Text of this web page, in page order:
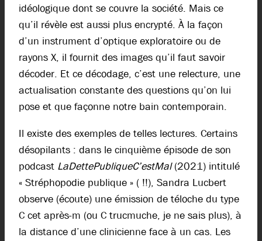
idéologique dont se couvre la société. Mais ce
qu’il révèle est aussi plus encrypté. À la façon
d’un instrument d’optique exploratoire ou de
rayons X, il fournit des images qu’il faut savoir
décoder. Et ce décodage, c’est une relecture, une
actualisation constante des questions qu’on lui
pose et que façonne notre bain contemporain.
Il existe des exemples de telles lectures. Certains
désopilants : dans le cinquième épisode de son
podcast LaDettePubliqueC’estMal(2021) intitulé
« Stréphopodie publique » ( !!), Sandra Lucbert
observe (écoute) une émission de téloche du type
C cet après-m (ou C trucmuche, je ne sais plus), à
la distance d’une clinicienne face à un cas. Les